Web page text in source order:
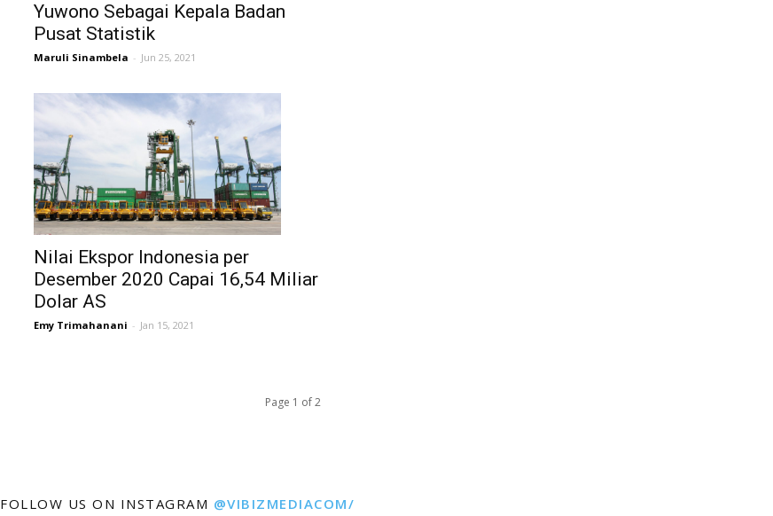
Yuwono Sebagai Kepala Badan
Pusat Statistik
Maruli Sinambela - Jun 25, 2021
Nilai Ekspor Indonesia per
Desember 2020 Capai 16,54 Miliar
Dolar AS
Emy Trimahanani - Jan 15, 2021
Page 1 of 2
FOLLOW US ON INSTAGRAM @VIBIZMEDIACOM/